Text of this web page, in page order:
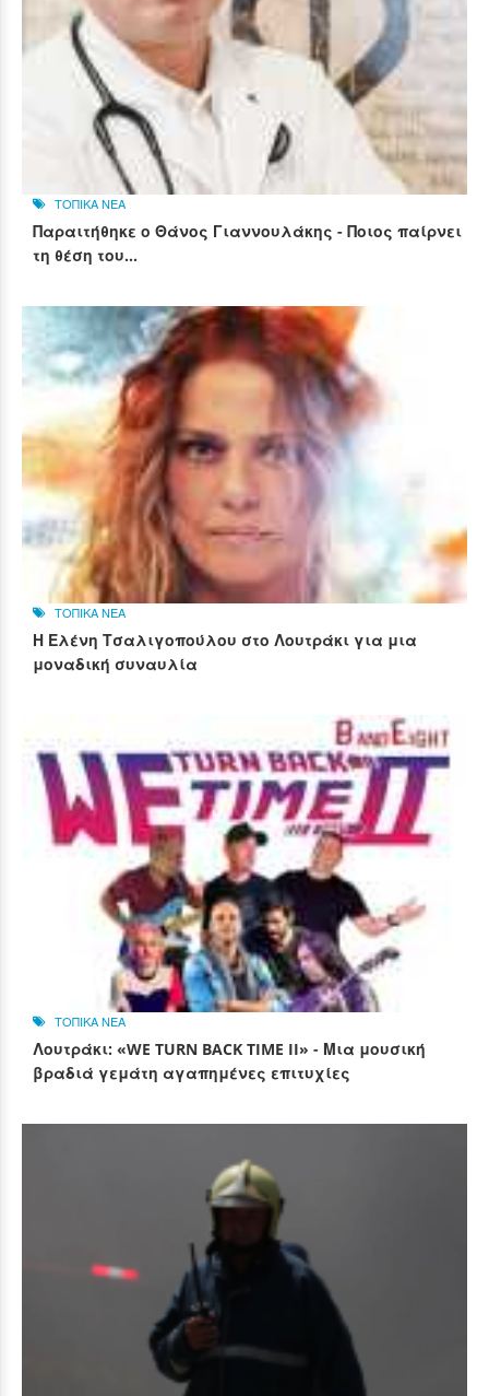
ΤΟΠΙΚΑ ΝΕΑ
Παραιτήθηκε ο Θάνος Γιαννουλάκης - Ποιος παίρνει
τη θέση του...
ΤΟΠΙΚΑ ΝΕΑ
Η Ελένη Τσαλιγοπούλου στο Λουτράκι για μια
μοναδική συναυλία
ΤΟΠΙΚΑ ΝΕΑ
Λουτράκι: «WE TURN BACK TIME II» - Μια μουσική
βραδιά γεμάτη αγαπημένες επιτυχίες